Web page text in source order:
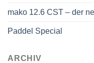
mako 12.6 CST – der
Paddel Special
ARCHIV